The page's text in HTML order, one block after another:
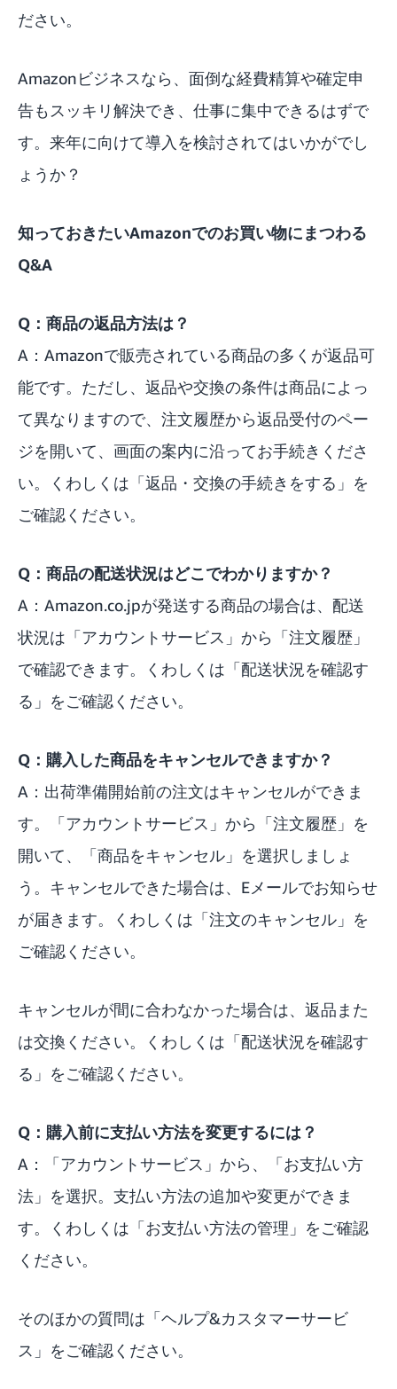
ださい。
Amazonビジネスなら、面倒な経費精算や確定申
告もスッキリ解決でき、仕事に集中できるはずで
す。来年に向けて導入を検討されてはいかがでし
ょうか？
知っておきたいAmazonでのお買い物にまつわる
Q&A
Q：商品の返品方法は？
A：Amazonで販売されている商品の多くが返品可
能です。ただし、返品や交換の条件は商品によっ
て異なりますので、注文履歴から返品受付のペー
ジを開いて、画面の案内に沿ってお手続きくださ
い。くわしくは「返品・交換の手続きをする 」を
ご確認ください。
Q：商品の配送状況はどこでわかりますか？
A：Amazon.co.jpが発送する商品の場合は、配送
状況は「アカウントサービス 」から「注文履歴」
で確認できます。くわしくは「配送状況を確認す
る 」をご確認ください。
Q：購入した商品をキャンセルできますか？
A：出荷準備開始前の注文はキャンセルができま
す。「アカウントサービス 」から「注文履歴」を
開いて、「商品をキャンセル」を選択しましょ
う。キャンセルできた場合は、Eメールでお知らせ
が届きます。くわしくは「注文のキャンセル 」を
ご確認ください。
キャンセルが間に合わなかった場合は、返品また
は交換ください。くわしくは「配送状況を確認す
る 」をご確認ください。
Q：購入前に支払い方法を変更するには？
A：「アカウントサービス 」から、「お支払い方
法」を選択。支払い方法の追加や変更ができま
す。くわしくは「お支払い方法の管理 」をご確認
ください。
そのほかの質問は「ヘルプ&カスタマーサービ
ス 」をご確認ください。